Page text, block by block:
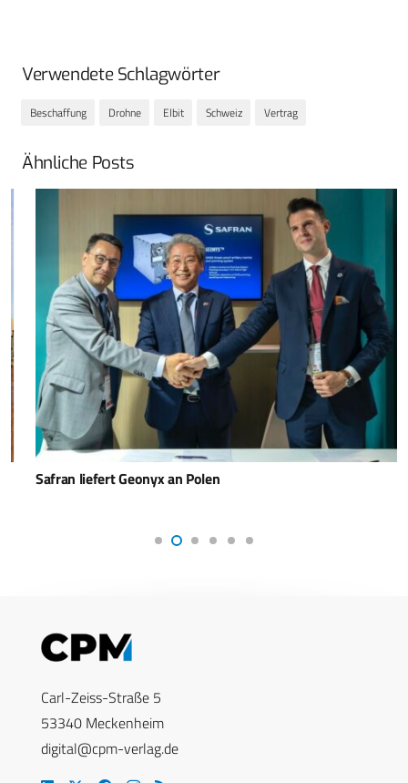
Verwendete Schlagwörter
Beschaffung Drohne Elbit Schweiz Vertrag
Ähnliche Posts
Safran liefert Geonyx an Polen
Carl-Zeiss-Straße 5
53340 Meckenheim
digital@cpm-verlag.de